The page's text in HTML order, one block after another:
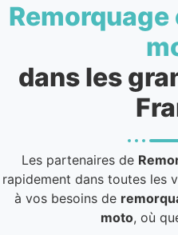
dans les
Les partenaires de
rapidement dans toutes les
à vos besoins de
moto, où